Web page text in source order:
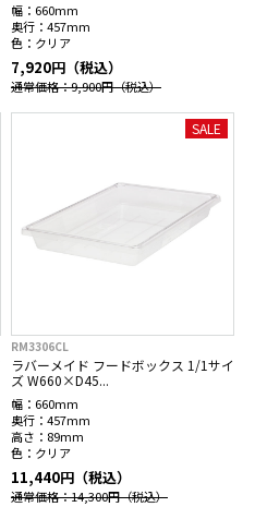
幅： 660mm
奥行： 457mm
色： クリア
7,920円（税込）
通常価格：9,900円（税込）
SALE
RM3306CL
ラバーメイド フードボックス 1/1サイ
ズ W660×D45...
幅： 660mm
奥行： 457mm
高さ： 89mm
色： クリア
11,440円（税込）
通常価格：14,300円（税込）